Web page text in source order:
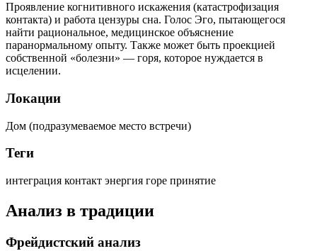
Проявление когнитивного искажения (катастрофизация
контакта) и работа цензуры сна. Голос Эго, пытающегося
найти рациональное, медицинское объяснение
паранормальному опыту. Также может быть проекцией
собственной «болезни» — горя, которое нуждается в
исцелении.
Локации
Дом (подразумеваемое место встречи)
Теги
интеграция контакт энергия горе принятие
Анализ в традиции
Фрейдистский анализ